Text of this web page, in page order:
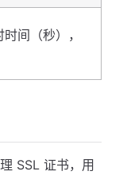
间（秒），
SSL 证书，用